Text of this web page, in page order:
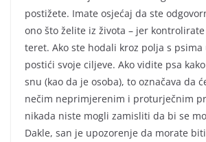
postižete. Imate osjećaj da ste
ono što želite iz života – jer
teret. Ako ste hodali kroz polja s psima
postići svoje ciljeve. Ako vidite psa
snu (kao da je osoba), to označava da
nečim neprimjerenim i proturječnim
nikada niste mogli zamisliti da bi se
Dakle, san je upozorenje da morate